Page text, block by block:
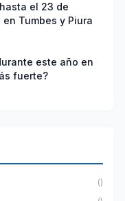
el 23 de
Tumbes y Piura
este año en
fuerte?
()